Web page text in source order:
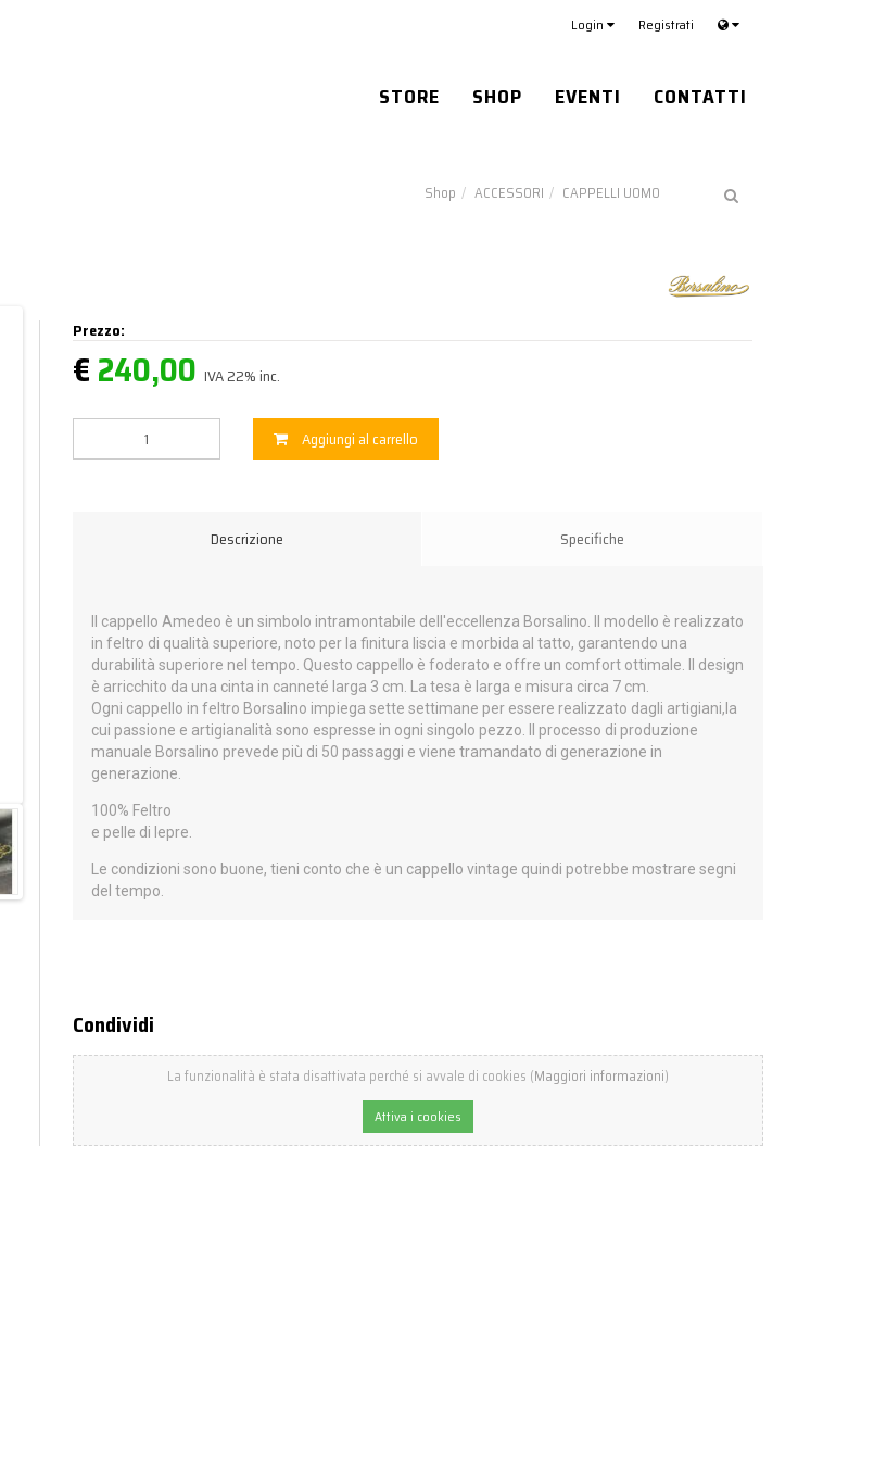
Login Registrati
STORE SHOP EVENTI CONTATTI
Shop ACCESSORI CAPPELLI UOMO
Prezzo:
€240,00 IVA 22% inc.
Aggiungi al carrello
Descrizione Specifiche
Il cappello Amedeo è un simbolo intramontabile dell'eccellenza Borsalino. Il modello è realizzato
in feltro di qualità superiore, noto per la finitura liscia e morbida al tatto, garantendo una
durabilità superiore nel tempo. Questo cappello è foderato e offre un comfort ottimale. Il design
è arricchito da una cinta in canneté larga 3 cm. La tesa è larga e misura circa 7 cm.
Ogni cappello in feltro Borsalino impiega sette settimane per essere realizzato dagli artigiani,la
cui passione e artigianalità sono espresse in ogni singolo pezzo. Il processo di produzione
manuale Borsalino prevede più di 50 passaggi e viene tramandato di generazione in
generazione.
100% Feltro
e pelle di lepre.
Le condizioni sono buone, tieni conto che è un cappello vintage quindi potrebbe mostrare segni
del tempo.
Condividi
La funzionalità è stata disattivata perché si avvale di cookies (Maggiori informazioni)
Attiva i cookies